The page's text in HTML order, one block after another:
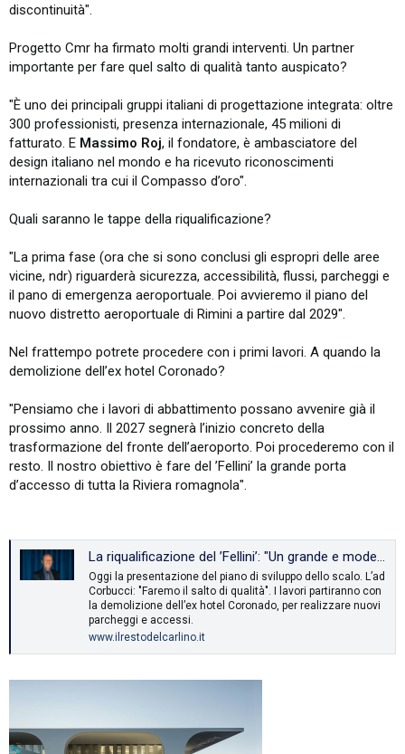
discontinuità".
Progetto Cmr ha firmato molti grandi interventi. Un partner
importante per fare quel salto di qualità tanto auspicato?
"È uno dei principali gruppi italiani di progettazione integrata: oltre
300 professionisti, presenza internazionale, 45 milioni di
fatturato. E Massimo Roj, il fondatore, è ambasciatore del
design italiano nel mondo e ha ricevuto riconoscimenti
internazionali tra cui il Compasso d’oro".
Quali saranno le tappe della riqualificazione?
"La prima fase (ora che si sono conclusi gli espropri delle aree
vicine, ndr) riguarderà sicurezza, accessibilità, flussi, parcheggi e
il pano di emergenza aeroportuale. Poi avvieremo il piano del
nuovo distretto aeroportuale di Rimini a partire dal 2029".
Nel frattempo potrete procedere con i primi lavori. A quando la
demolizione dell’ex hotel Coronado?
"Pensiamo che i lavori di abbattimento possano avvenire già il
prossimo anno. Il 2027 segnerà l’inizio concreto della
trasformazione del fronte dell’aeroporto. Poi procederemo con il
resto. Il nostro obiettivo è fare del ’Fellini’ la grande porta
d’accesso di tutta la Riviera romagnola".
La riqualificazione del ’Fellini’: "Un grande e moderno aeroporto con il progetto firmato da Roj"
Oggi la presentazione del piano di sviluppo dello scalo. L’ad
Corbucci: "Faremo il salto di qualità". I lavori partiranno con
la demolizione dell’ex hotel Coronado, per realizzare nuovi
parcheggi e accessi.
www.ilrestodelcarlino.it